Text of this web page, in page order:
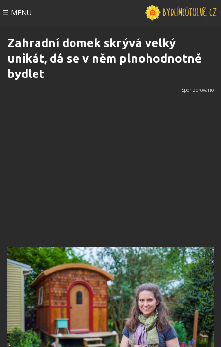
☰ MENU
Zahradní domek skrývá velký
unikát, dá se v něm plnohodnotně
bydlet